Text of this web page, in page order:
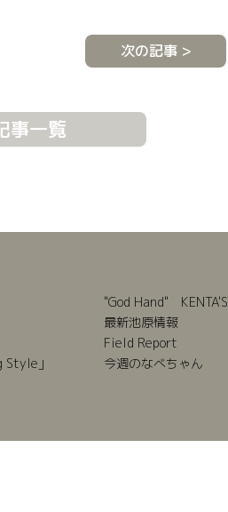
次の記事 >
事一覧
」
"God Hand"
最新池原情報
Field Report
今週のなべちゃん